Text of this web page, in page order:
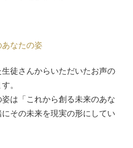
あなたの姿
徒さんからいただいたお声の
。
は「これから創る未来のあな
その未来を現実の形にしてい